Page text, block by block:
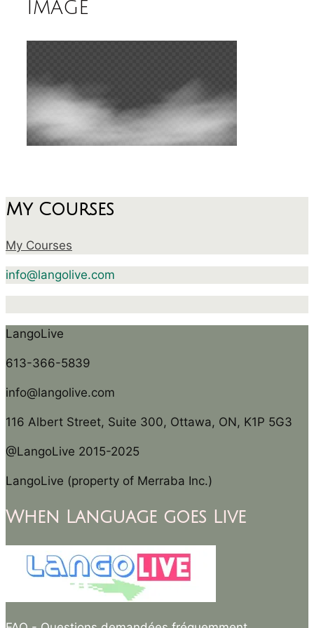
image
My Courses
My Courses
info@langolive.com
LangoLive
613-366-5839
info@langolive.com
116 Albert Street, Suite 300, Ottawa, ON, K1P 5G3
@LangoLive 2015-2025
LangoLive (property of Merraba Inc.)
When Language goes Live